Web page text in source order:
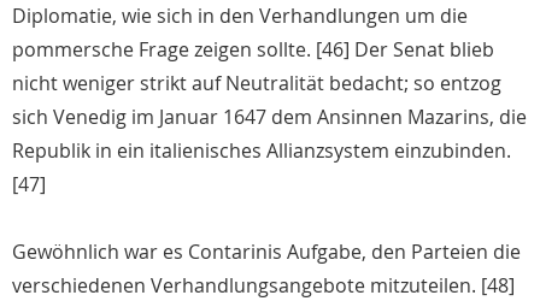
Diplomatie, wie sich in den Verhandlungen um die
pommersche Frage zeigen sollte. [46] Der Senat blieb
nicht weniger strikt auf Neutralität bedacht; so entzog
sich Venedig im Januar 1647 dem Ansinnen Mazarins, die
Republik in ein italienisches Allianzsystem einzubinden.
[47]
Gewöhnlich war es Contarinis Aufgabe, den Parteien die
verschiedenen Verhandlungsangebote mitzuteilen. [48]